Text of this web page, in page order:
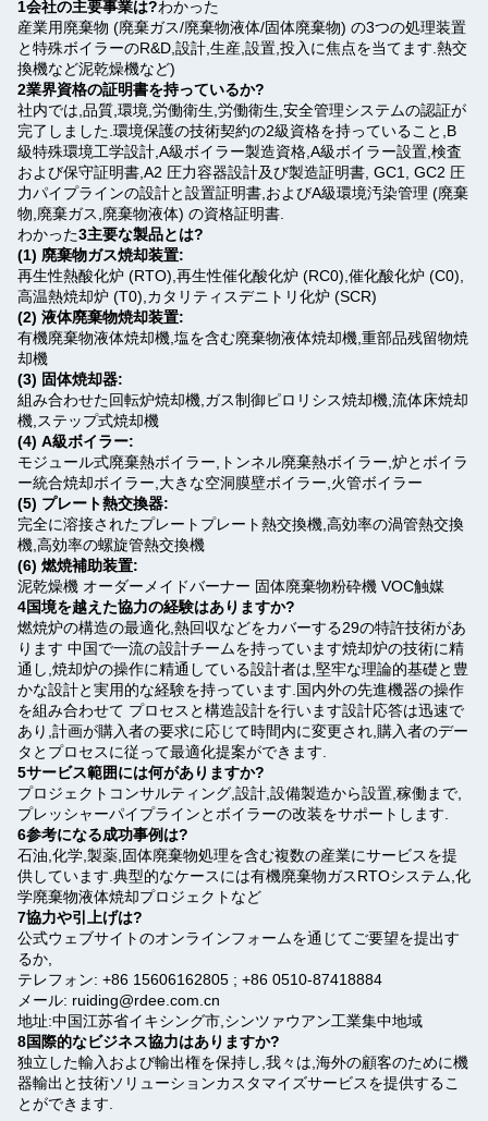
1会社の主要事業は?わかった
産業用廃棄物 (廃棄ガス/廃棄物液体/固体廃棄物) の3つの処理装置
と特殊ボイラーのR&D,設計,生産,設置,投入に焦点を当てます.熱交
換機など泥乾燥機など)
2業界資格の証明書を持っているか?
社内では,品質,環境,労働衛生,労働衛生,安全管理システムの認証が
完了しました.環境保護の技術契約の2級資格を持っていること,B
級特殊環境工学設計,A級ボイラー製造資格,A級ボイラー設置,検査
および保守証明書,A2 圧力容器設計及び製造証明書, GC1, GC2 圧
力パイプラインの設計と設置証明書,およびA級環境汚染管理 (廃棄
物,廃棄ガス,廃棄物液体) の資格証明書.
わかった3主要な製品とは?
(1) 廃棄物ガス焼却装置:
再生性熱酸化炉 (RTO),再生性催化酸化炉 (RC0),催化酸化炉 (C0),
高温熱焼却炉 (T0),カタリティスデニトリ化炉 (SCR)
(2) 液体廃棄物焼却装置:
有機廃棄物液体焼却機,塩を含む廃棄物液体焼却機,重部品残留物焼
却機
(3) 固体焼却器:
組み合わせた回転炉焼却機,ガス制御ピロリシス焼却機,流体床焼却
機,ステップ式焼却機
(4) A級ボイラー:
モジュール式廃棄熱ボイラー,トンネル廃棄熱ボイラー,炉とボイラ
ー統合焼却ボイラー,大きな空洞膜壁ボイラー,火管ボイラー
(5) プレート熱交換器:
完全に溶接されたプレートプレート熱交換機,高効率の渦管熱交換
機,高効率の螺旋管熱交換機
(6) 燃焼補助装置:
泥乾燥機 オーダーメイドバーナー 固体廃棄物粉砕機 VOC触媒
4国境を越えた協力の経験はありますか?
燃焼炉の構造の最適化,熱回収などをカバーする29の特許技術があ
ります 中国で一流の設計チームを持っています焼却炉の技術に精
通し,焼却炉の操作に精通している設計者は,堅牢な理論的基礎と豊
かな設計と実用的な経験を持っています.国内外の先進機器の操作
を組み合わせて プロセスと構造設計を行います設計応答は迅速で
あり,計画が購入者の要求に応じて時間内に変更され,購入者のデー
タとプロセスに従って最適化提案ができます.
5サービス範囲には何がありますか?
プロジェクトコンサルティング,設計,設備製造から設置,稼働まで,
プレッシャーパイプラインとボイラーの改装をサポートします.
6参考になる成功事例は?
石油,化学,製薬,固体廃棄物処理を含む複数の産業にサービスを提
供しています.典型的なケースには有機廃棄物ガスRTOシステム,化
学廃棄物液体焼却プロジェクトなど
7協力や引上げは?
公式ウェブサイトのオンラインフォームを通じてご要望を提出す
るか,
テレフォン: +86 15606162805 ; +86 0510-87418884
メール: ruiding@rdee.com.cn
地址:中国江苏省イキシング市,シンツァウアン工業集中地域
8国際的なビジネス協力はありますか?
独立した輸入および輸出権を保持し,我々は,海外の顧客のために機
器輸出と技術ソリューションカスタマイズサービスを提供するこ
とができます.